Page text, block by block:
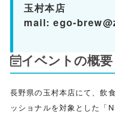
玉村本店
mail: ego-
イベントの概要
長野県の玉村本店にて、飲
ッショナルを対象とした「